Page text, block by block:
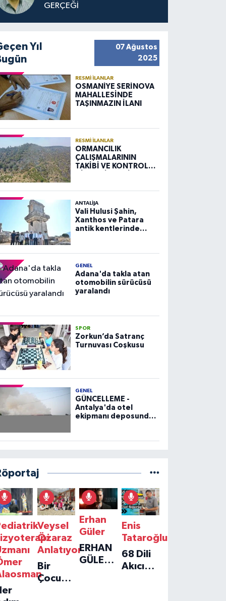
GERÇEĞİ
Yıl
07 Ağustos
2025
RESMI İLANLAR
OSMANİYE SERİNOVA
MAHALLESİNDE
TAŞINMAZIN İLANI
RESMI İLANLAR
ORMANCILIK
ÇALIŞMALARININ
TAKİBİ VE KONTROLÜ
ANTALIJA
Vali Hulusi Şahin,
Xanthos ve Patara
antik kentlerinde
GENEL
Adana'da takla atan
otomobilin sürücüsü
yaralandı
SPOR
Zorkun’da Satranç
Turnuvası Coşkusu
GENEL
GÜNCELLEME -
Antalya'da otel
ekipmanı deposunda
Veysel
Özaraz
Anlatıyor
Bir
Çocuğun
Erhan
Güler
ERHAN
GÜLER'IN
Enis
Tataroğlu
68 Dili
Akıcı